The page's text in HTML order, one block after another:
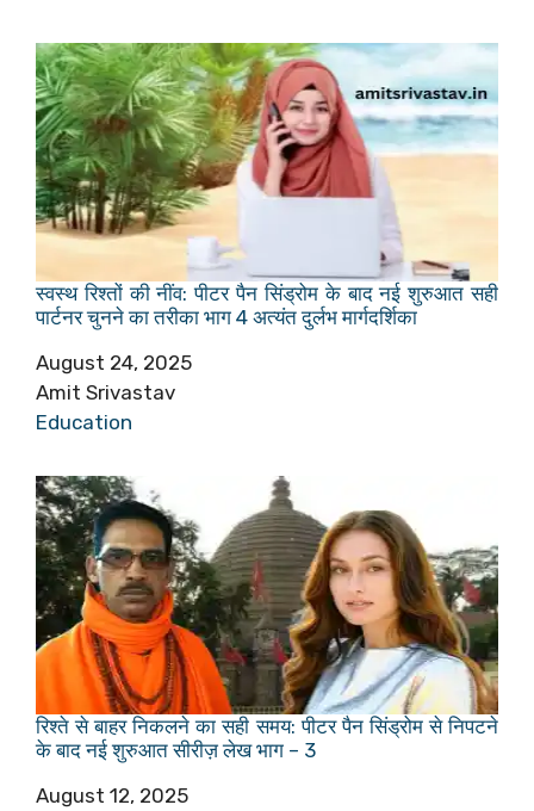
स्वस्थ रिश्तों की नींव: पीटर पैन सिंड्रोम के बाद नई शुरुआत सही
पार्टनर चुनने का तरीका भाग 4 अत्यंत दुर्लभ मार्गदर्शिका
Date
August 24, 2025
Author
Amit Srivastav
In relation to
Education
रिश्ते से बाहर निकलने का सही समय: पीटर पैन सिंड्रोम से निपटने
के बाद नई शुरुआत सीरीज़ लेख भाग – 3
Date
August 12, 2025